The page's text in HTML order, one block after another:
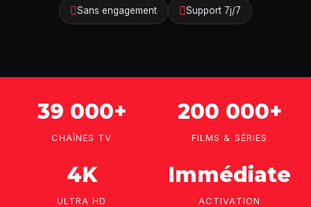
Sans engagement Support 7j/7
39 000+
CHAÎNES TV
200 000+
FILMS & SÉRIES
4K
ULTRA HD
Immédiate
ACTIVATION